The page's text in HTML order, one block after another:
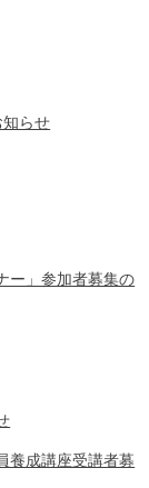
らせ
ー」参加者募集の
養成講座受講者募